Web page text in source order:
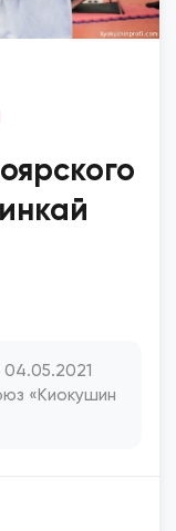
«Киокушин